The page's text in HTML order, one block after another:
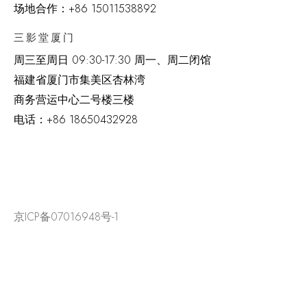
场地合作：+86 15011538892
三影堂厦门
周三至周日 09:30-17:30 周一、周二闭馆
福建省厦门市集美区杏林湾
商务营运中心二号楼三楼
电话： +86 18650432928
京ICP备07016948号-1